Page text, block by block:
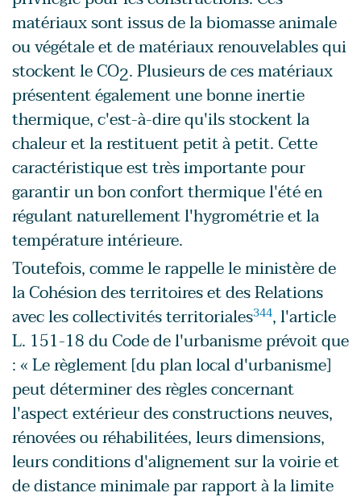
matériaux sont issus de la biomasse animale
ou végétale et de matériaux renouvelables qui
stockent le CO2. Plusieurs de ces matériaux
présentent également une bonne inertie
thermique, c'est-à-dire qu'ils stockent la
chaleur et la restituent petit à petit. Cette
caractéristique est très importante pour
garantir un bon confort thermique l'été en
régulant naturellement l'hygrométrie et la
température intérieure.
Toutefois, comme le rappelle le ministère de
la Cohésion des territoires et des Relations
avec les collectivités territoriales344, l'article
L. 151-18 du Code de l'urbanisme prévoit que
: « Le règlement [du plan local d'urbanisme]
peut déterminer des règles concernant
l'aspect extérieur des constructions neuves,
rénovées ou réhabilitées, leurs dimensions,
leurs conditions d'alignement sur la voirie et
de distance minimale par rapport à la limite